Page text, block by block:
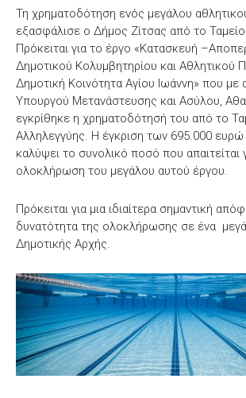
Τη χρηματοδότηση ενός μεγάλου
εξασφάλισε ο Δήμος Ζίτσας από το
Πρόκειται για το έργο «Κατασκευή
Δημοτικού Κολυμβητηρίου και Αθλητικού
Δημοτική Κοινότητα Αγίου Ιωάννη» που
Υπουργού Μετανάστευσης και Ασύλου,
εγκρίθηκε η χρηματοδότησή του από το
Αλληλεγγύης. Η έγκριση των 695.000 ευρώ
καλύψει το συνολικό ποσό που απαιτείται
ολοκλήρωση του μεγάλου αυτού έργου.
Πρόκειται για μια ιδιαίτερα σημαντική
δυνατότητα της ολοκλήρωσης σε ένα
Δημοτικής Αρχής.